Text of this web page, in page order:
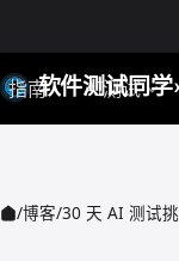
软件测试同学
指南 AI测试expand_more
/博客/